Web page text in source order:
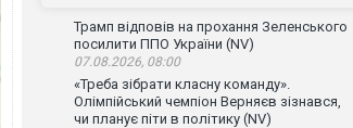
Трамп відповів на прохання Зеленського
посилити ППО України (NV)
07.08.2026, 08:00
«Треба зібрати класну команду».
Олімпійський чемпіон Верняєв зізнався,
чи планує піти в політику (NV)